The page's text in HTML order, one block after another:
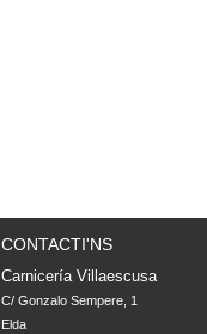
CONTACTI'NS
Carnicería Villaescusa
C/ Gonzalo Sempere, 1
Elda